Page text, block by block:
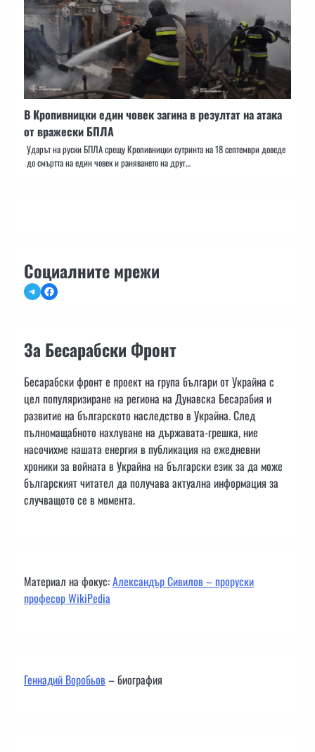
В Кропивницки един човек загина в резултат на атака
от вражески БПЛА
Ударът на руски БПЛА срещу Кропивницки сутринта на 18 септември доведе
до смъртта на един човек и раняването на друг…
Социалните мрежи
TelegramFacebook
За Бесарабски Фронт
Бесарабски фронт е проект на група българи от Украйна с
цел популяризиране на региона на Дунавска Бесарабия и
развитие на българското наследство в Украйна. След
пълномащабното нахлуване на държавата-грешка, ние
насочихме нашата енергия в публикация на ежедневни
хроники за войната в Украйна на български език за да може
българският читател да получава актуална информация за
случващото се в момента.
Материал на фокус:Александър Сивилов – проруски
професор WikiPedia
Геннадий Воробьов– биография